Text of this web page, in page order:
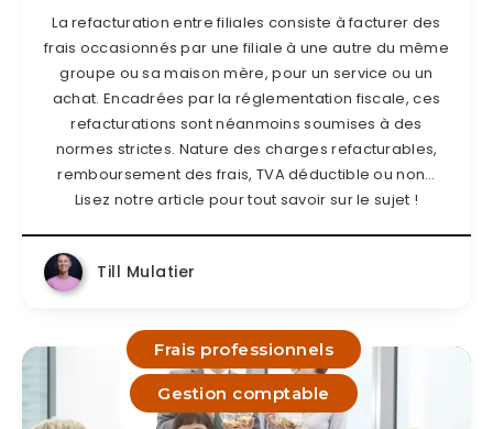
La refacturation entre filiales consiste à facturer des
frais occasionnés par une filiale à une autre du même
groupe ou sa maison mère, pour un service ou un
achat. Encadrées par la réglementation fiscale, ces
refacturations sont néanmoins soumises à des
normes strictes. Nature des charges refacturables,
remboursement des frais, TVA déductible ou non…
Lisez notre article pour tout savoir sur le sujet !
Till Mulatier
Frais professionnels
Gestion comptable